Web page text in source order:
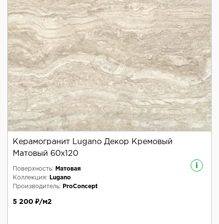
Керамогранит Lugano Декор Кремовый
Матовый 60x120
i
Поверхность:
Матовая
Коллекция:
Lugano
Производитель:
ProConcept
5 200 ₽/м2